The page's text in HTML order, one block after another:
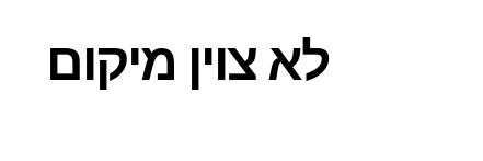
לא צוין מיקום